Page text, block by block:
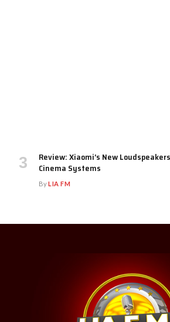
Review: Xiaomi’s New
Cinema Systems
ByLIA FM